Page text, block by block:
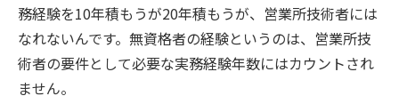
務経験を10年積もうが20年積もうが、営業所技術者には
なれないんです。無資格者の経験というのは、営業所技
術者の要件として必要な実務経験年数にはカウントされ
ません。